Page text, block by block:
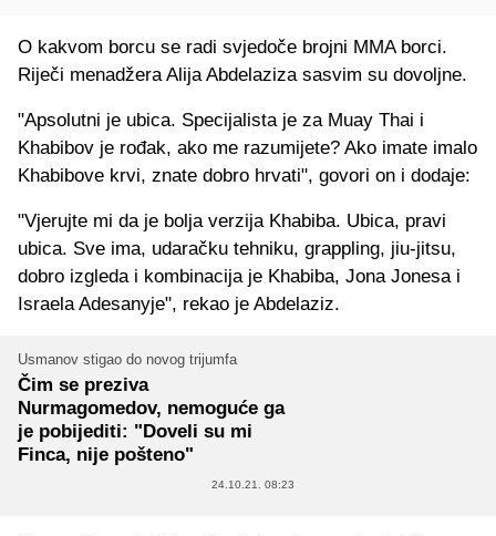
O kakvom borcu se radi svjedoče brojni MMA borci.
Riječi menadžera Alija Abdelaziza sasvim su dovoljne.
"Apsolutni je ubica. Specijalista je za Muay Thai i
Khabibov je rođak, ako me razumijete? Ako imate imalo
Khabibove krvi, znate dobro hrvati", govori on i dodaje:
"Vjerujte mi da je bolja verzija Khabiba. Ubica, pravi
ubica. Sve ima, udaračku tehniku, grappling, jiu-jitsu,
dobro izgleda i kombinacija je Khabiba, Jona Jonesa i
Israela Adesanyje", rekao je Abdelaziz.
Usmanov stigao do novog trijumfa
Čim se preziva
Nurmagomedov, nemoguće ga
je pobijediti: "Doveli su mi
Finca, nije pošteno"
24.10.21. 08:23